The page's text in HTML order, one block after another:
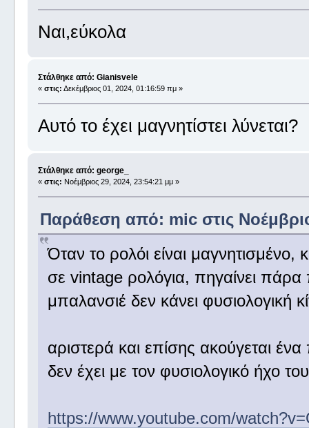
Ναι,εύκολα
Στάλθηκε από: Gianisvele
« στις: Δεκέμβριος 01, 2024, 01:16:59 πμ »
Αυτό το έχει μαγνητίστει λύνεται?
Στάλθηκε από: george_
« στις: Νοέμβριος 29, 2024, 23:54:21 μμ »
Παράθεση από: mic στις
Όταν το ρολόι είναι μαγνητισμένο,
σε vintage ρολόγια, πηγαίνει
μπαλανσιέ δεν κάνει φυσιολογική
αριστερά και επίσης ακούγεται
δεν έχει με τον φυσιολογικό ήχο
https://www.youtube.com/